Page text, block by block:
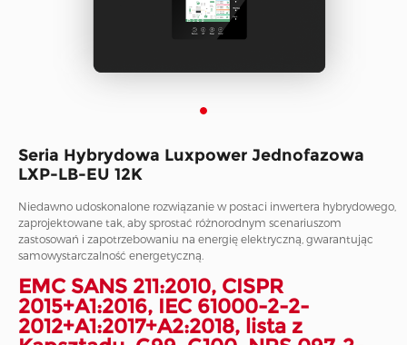
Seria Hybrydowa Luxpower Jednofazowa
LXP-LB-EU 12K
Niedawno udoskonalone rozwiązanie w postaci inwertera hybrydowego,
zaprojektowane tak, aby sprostać różnorodnym scenariuszom
zastosowań i zapotrzebowaniu na energię elektryczną, gwarantując
samowystarczalność energetyczną.
EMC SANS 211:2010, CISPR
2015+A1:2016, IEC 61000-2-2-
2012+A1:2017+A2:2018, lista z